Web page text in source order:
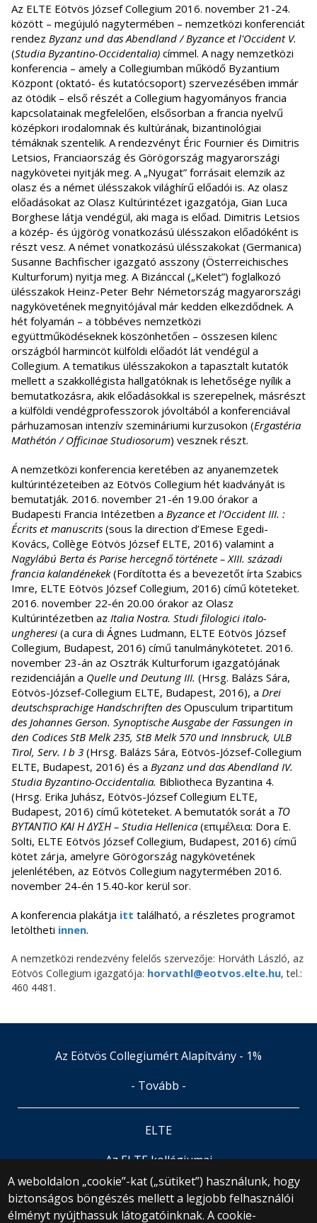
Az ELTE Eötvös József Collegium 2016. november 21-24.
között – megújuló nagytermében – nemzetközi konferenciát
rendez Byzanz und das Abendland / Byzance et l'Occident V.
(Studia Byzantino-Occidentalia) címmel. A nagy nemzetközi
konferencia – amely a Collegiumban működő Byzantium
Központ (oktató- és kutatócsoport) szervezésében immár
az ötödik – első részét a Collegium hagyományos francia
kapcsolatainak megfelelően, elsősorban a francia nyelvű
középkori irodalomnak és kultúrának, bizantinológiai
témáknak szentelik. A rendezvényt Éric Fournier és Dimitris
Letsios, Franciaország és Görögország magyarországi
nagykövetei nyitják meg. A „Nyugat” forrásait elemzik az
olasz és a német ülésszakok világhírű előadói is. Az olasz
előadásokat az Olasz Kultúrintézet igazgatója, Gian Luca
Borghese látja vendégül, aki maga is előad. Dimitris Letsios
a közép- és újgörög vonatkozású ülésszakon előadóként is
részt vesz. A német vonatkozású ülésszakokat (Germanica)
Susanne Bachfischer igazgató asszony (Österreichisches
Kulturforum) nyitja meg. A Bizánccal („Kelet”) foglalkozó
ülésszakok Heinz-Peter Behr Németország magyarországi
nagykövetének megnyitójával már kedden elkezdődnek. A
hét folyamán – a többéves nemzetközi
együttműködéseknek köszönhetően – összesen kilenc
országból harmincöt külföldi előadót lát vendégül a
Collegium. A tematikus ülésszakokon a tapasztalt kutatók
mellett a szakkollégista hallgatóknak is lehetősége nyílik a
bemutatkozásra, akik előadásokkal is szerepelnek, másrészt
a külföldi vendégprofesszorok jóvoltából a konferenciával
párhuzamosan intenzív szemináriumi kurzusokon (Ergastéria
Mathétón / Officinae Studiosorum) vesznek részt.
A nemzetközi konferencia keretében az anyanemzetek
kultúrintézeteiben az Eötvös Collegium hét kiadványát is
bemutatják. 2016. november 21-én 19.00 órakor a
Budapesti Francia Intézetben a Byzance et l’Occident III. :
Écrits et manuscrits (sous la direction d’Emese Egedi-
Kovács, Collège Eötvös József ELTE, 2016) valamint a
Nagylábú Berta és Parise hercegnő története – XIII. századi
francia kalandénekek(Fordította és a bevezetőt írta Szabics
Imre, ELTE Eötvös József Collegium, 2016) című köteteket.
2016. november 22-én 20.00 órakor az Olasz
Kultúrintézetben az Italia Nostra. Studi filologici italo-
ungheresi (a cura di Ágnes Ludmann, ELTE Eötvös József
Collegium, Budapest, 2016) című tanulmánykötetet. 2016.
november 23-án az Osztrák Kulturforum igazgatójának
rezidenciáján a Quelle und Deutung III. (Hrsg. Balázs Sára,
Eötvös-József-Collegium ELTE, Budapest, 2016), a Drei
deutschsprachige Handschriften des Opusculum tripartitum
des Johannes Gerson. Synoptische Ausgabe der Fassungen in
den Codices StB Melk 235, StB Melk 570 und Innsbruck, ULB
Tirol, Serv. I b 3 (Hrsg. Balázs Sára, Eötvös-József-Collegium
ELTE, Budapest, 2016) és a Byzanz und das Abendland IV.
Studia Byzantino-Occidentalia. Bibliotheca Byzantina 4.
(Hrsg. Erika Juhász, Eötvös-József Collegium ELTE,
Budapest, 2016) című köteteket. A bemutatók sorát a ΤΟ
ΒΥΤΑΝΤΙΟ ΚΑΙ ΗΔΥΣΗ – Studia Hellenica (επιμέλεια: Dora E.
Solti, ELTE Eötvös József Collegium, Budapest, 2016) című
kötet zárja, amelyre Görögország nagykövetének
jelenlétében, az Eötvös Collegium nagytermében 2016.
november 24-én 15.40-kor kerül sor.
A konferencia plakátja itt található, a részletes programot
letöltheti innen.
A nemzetközi rendezvény felelős szervezője: Horváth László, az
Eötvös Collegium igazgatója: horvathl@eotvos.elte.hu, tel.:
460 4481.
A weboldalon „cookie”-kat („sütiket”) használunk, hogy
biztonságos böngészés mellett a legjobb felhasználói
élményt nyújthassuk látogatóinknak. A cookie-
Az Eötvös Collegiumért Alapítvány - 1%
- Tovább -
ELTE
Az ELTE kollégiumai
© 2025 Eötvös Loránd Tudományegyetem
Minden jog fenntartva.